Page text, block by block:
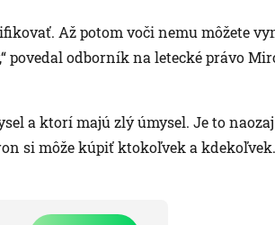
Až potom voči nemu môžete
povedal odborník na letecké právo
a ktorí majú zlý úmysel. Je to
si môže kúpiť ktokoľvek a